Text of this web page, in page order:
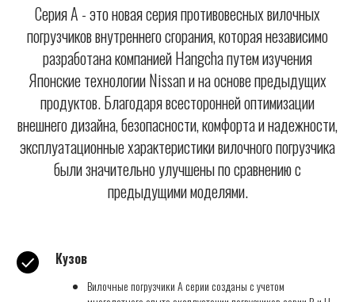
Серия A - это новая серия противовесных вилочных
погрузчиков внутреннего сгорания, которая независимо
разработана компанией Hangcha путем изучения
Японские технологии Nissan и на основе предыдущих
продуктов. Благодаря всесторонней оптимизации
внешнего дизайна, безопасности, комфорта и надежности,
эксплуатационные характеристики вилочного погрузчика
были значительно улучшены по сравнению с
предыдущими моделями.
Кузов
Вилочные погрузчики А серии созданы с учетом